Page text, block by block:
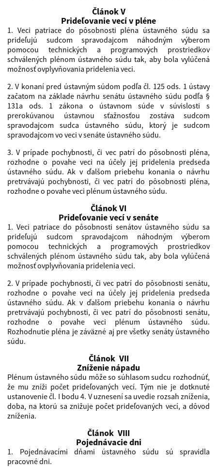
Článok V
Prideľovanie vecí v pléne
1. Veci patriace do pôsobnosti pléna ústavného súdu sa
prideľujú sudcom spravodajcom náhodným výberom
pomocou technických a programových prostriedkov
schválených plénom ústavného súdu tak, aby bola vylúčená
možnosť ovplyvňovania pridelenia veci.
2. V konaní pred ústavným súdom podľa čl. 125 ods. 1 ústavy
začatom na základe návrhu senátu ústavného súdu podľa §
131a ods. 1 zákona o ústavnom súde v súvislosti s
prerokúvanou ústavnou sťažnosťou zostáva sudcom
spravodajcom sudca ústavného súdu, ktorý je sudcom
spravodajcom vo veci v senáte ústavného súdu.
3. V prípade pochybnosti, či vec patrí do pôsobnosti pléna,
rozhodne o povahe veci na účely jej pridelenia predseda
ústavného súdu. Ak v ďalšom priebehu konania o návrhu
pretrvávajú pochybnosti, či vec patrí do pôsobnosti pléna,
rozhodne o povahe veci plénum ústavného súdu.
Článok VI
Prideľovanie vecí v senáte
1. Veci patriace do pôsobnosti senátov ústavného súdu sa
prideľujú sudcom spravodajcom náhodným výberom
pomocou technických a programových prostriedkov
schválených plénom ústavného súdu tak, aby bola vylúčená
možnosť ovplyvňovania pridelenia veci.
2. V prípade pochybnosti, či vec patrí do pôsobnosti senátu,
rozhodne o povahe veci na účely jej pridelenia predseda
ústavného súdu. Ak v ďalšom priebehu konania o návrhu
pretrvávajú pochybnosti, či vec patrí do pôsobnosti senátu,
rozhodne o povahe veci plénum ústavného súdu.
Rozhodnutie pléna je záväzné aj pre všetky senáty ústavného
súdu.
Článok VII
Zníženie nápadu
Plénum ústavného súdu môže so súhlasom sudcu rozhodnúť,
že mu zníži počet prideľovaných vecí. Tým nie je dotknuté
ustanovenie čl. I bodu 4. V uznesení sa uvedie rozsah zníženia,
doba, na ktorú sa znižuje počet prideľovaných vecí, a dôvod
zníženia.
Článok VIII
Pojednávacie dni
1. Pojednávacími dňami ústavného súdu sú spravidla
pracovné dni.